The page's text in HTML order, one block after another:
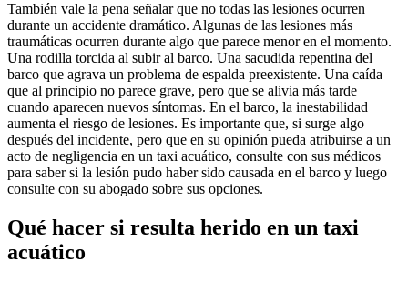
También vale la pena señalar que no todas las lesiones ocurren
durante un accidente dramático. Algunas de las lesiones más
traumáticas ocurren durante algo que parece menor en el momento.
Una rodilla torcida al subir al barco. Una sacudida repentina del
barco que agrava un problema de espalda preexistente. Una caída
que al principio no parece grave, pero que se alivia más tarde
cuando aparecen nuevos síntomas. En el barco, la inestabilidad
aumenta el riesgo de lesiones. Es importante que, si surge algo
después del incidente, pero que en su opinión pueda atribuirse a un
acto de negligencia en un taxi acuático, consulte con sus médicos
para saber si la lesión pudo haber sido causada en el barco y luego
consulte con su abogado sobre sus opciones.
Qué hacer si resulta herido en un taxi
acuático